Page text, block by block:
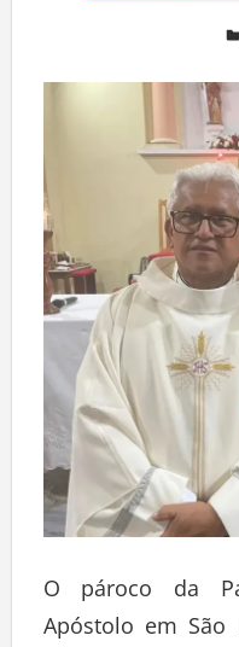
O pároco da
Apóstolo em São